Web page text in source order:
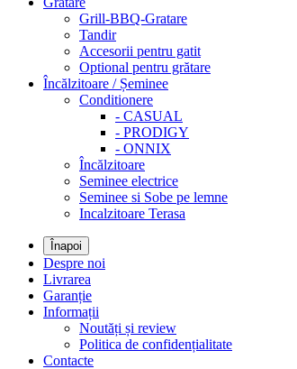
Grill-BBQ-Gratare
Tandir
Accesorii pentru gatit
Optional pentru grătare
Încălzitoare / Șeminee
Conditionere
- CASUAL
- PRODIGY
- ONNIX
Încălzitoare
Seminee electrice
Seminee si Sobe pe lemne
Incalzitoare Terasa
Înapoi
Despre noi
Livrarea
Garanție
Informații
Noutăți și review
Politica de confidențialitate
Contacte